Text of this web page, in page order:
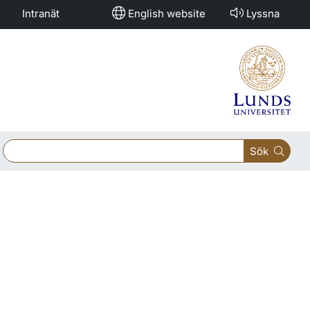
Intranät English website Lyssna
Sök